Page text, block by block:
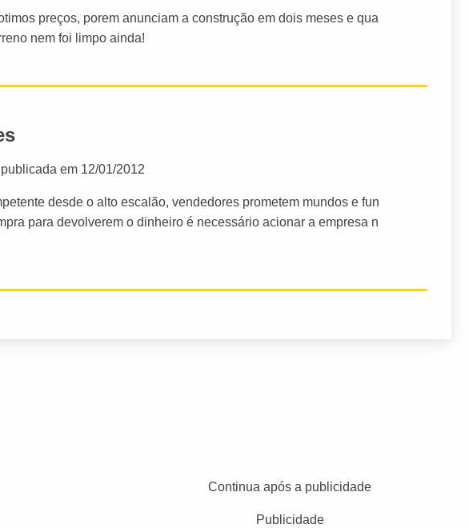
preços, porem anunciam a construção em dois meses e qua
nem foi limpo ainda!
publicada em 12/01/2012
desde o alto escalão, vendedores prometem mundos e fun
para devolverem o dinheiro é necessário acionar a empresa n
Continua após a publicidade
Publicidade